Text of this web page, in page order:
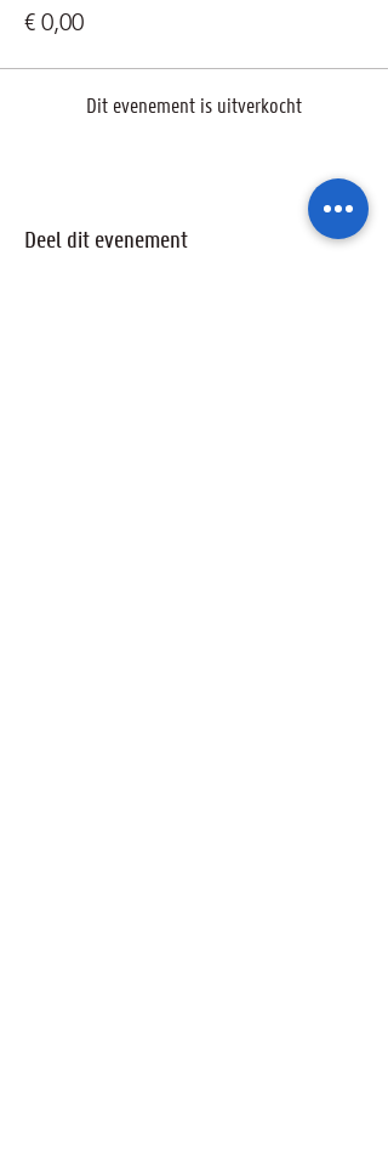
€ 0,00
Dit evenement is uitverkocht
Deel dit evenement